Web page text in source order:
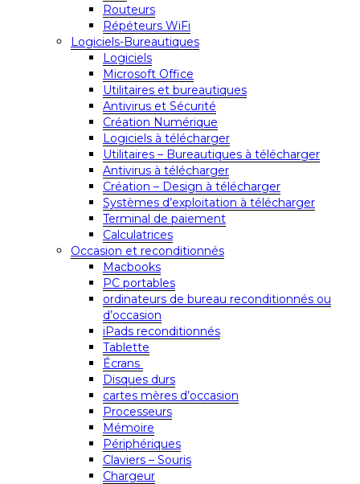
Routeurs
Répéteurs WiFi
Logiciels-Bureautiques
Logiciels
Microsoft Office
Utilitaires et bureautiques
Antivirus et Sécurité
Création Numérique
Logiciels à télécharger
Utilitaires – Bureautiques à télécharger
Antivirus à télécharger
Création – Design à télécharger
Systèmes d’exploitation à télécharger
Terminal de paiement
Calculatrices
Occasion et reconditionnés
Macbooks
PC portables
ordinateurs de bureau reconditionnés ou
d’occasion
iPads reconditionnés
Tablette
Écrans
Disques durs
cartes mères d’occasion
Processeurs
Mémoire
Périphériques
Claviers – Souris
Chargeur